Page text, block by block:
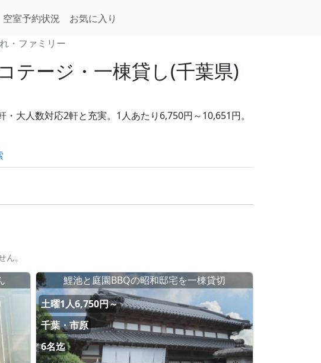
空室予約状況
お気に入り
・ファミリー
テージ・一棟貸し(千葉県)
大人数対応2軒と充実。1人あたり6,750円～10,651円。
。
鯉池と庭園BBQの昭和邸宅を一棟貸切
土曜1人6,750円～
千葉・市原
6名迄